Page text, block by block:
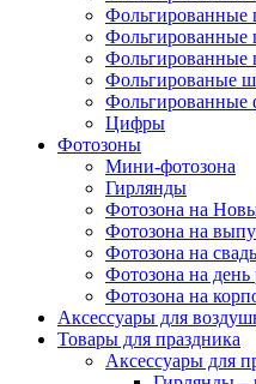
Фольгированные
Фольгированные
Фольгированые
Фольгированные
Цифры
Фотозоны
Мини-фотозона
Гирлянды
Фотозона на
Фотозона на
Фотозона на
Фотозона на
Фотозона на
Аксессуары для
Товары для праздника
Аксессуары для